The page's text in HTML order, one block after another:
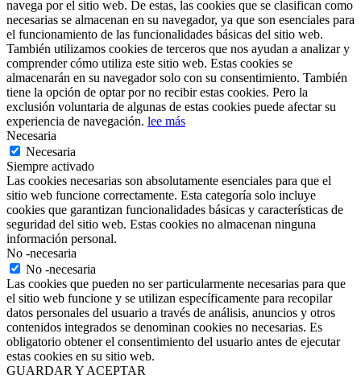
navega por el sitio web. De estas, las cookies que se clasifican como
necesarias se almacenan en su navegador, ya que son esenciales para
el funcionamiento de las funcionalidades básicas del sitio web.
También utilizamos cookies de terceros que nos ayudan a analizar y
comprender cómo utiliza este sitio web. Estas cookies se
almacenarán en su navegador solo con su consentimiento. También
tiene la opción de optar por no recibir estas cookies. Pero la
exclusión voluntaria de algunas de estas cookies puede afectar su
experiencia de navegación. lee más
Necesaria
Necesaria
Siempre activado
Las cookies necesarias son absolutamente esenciales para que el
sitio web funcione correctamente. Esta categoría solo incluye
cookies que garantizan funcionalidades básicas y características de
seguridad del sitio web. Estas cookies no almacenan ninguna
información personal.
No -necesaria
No -necesaria
Las cookies que pueden no ser particularmente necesarias para que
el sitio web funcione y se utilizan específicamente para recopilar
datos personales del usuario a través de análisis, anuncios y otros
contenidos integrados se denominan cookies no necesarias. Es
obligatorio obtener el consentimiento del usuario antes de ejecutar
estas cookies en su sitio web.
GUARDAR Y ACEPTAR